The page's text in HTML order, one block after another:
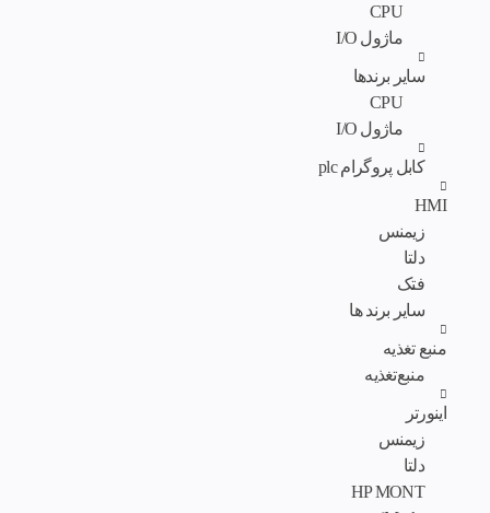
CPU
ماژول I/O
سایر برندها
CPU
ماژول I/O
کابل پروگرام plc
HMI
زیمنس
دلتا
فتک
سایر برند ها
منبع تغذیه
منبع‌تغذیه
اینورتر
زیمنس
دلتا
HP MONT